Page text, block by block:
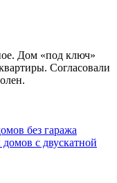
Дом «под ключ»
Согласовали
без гаража
с двускатной